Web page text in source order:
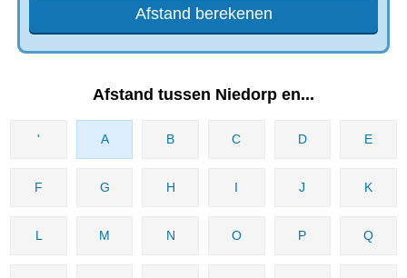
Afstand tussen Niedorp en...
' A B C D E
F G H I J K
L M N O P Q